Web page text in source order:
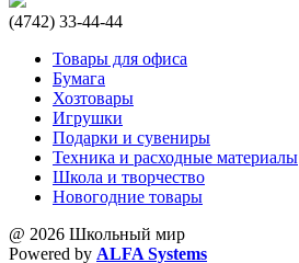
(4742) 33-44-44
Товары для офиса
Бумага
Хозтовары
Игрушки
Подарки и сувениры
Техника и расходные материалы
Школа и творчество
Новогодние товары
@ 2026 Школьный мир
Powered by ALFA Systems